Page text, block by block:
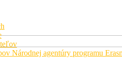
Národnej agentúry programu